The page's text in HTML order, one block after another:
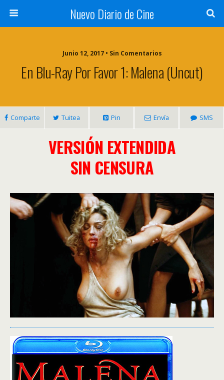
Nuevo Diario de Cine
Junio 12, 2017 • Sin Comentarios
En Blu-Ray Por Favor 1: Malena (Uncut)
Comparte Tuitea Pin Envía SMS
VERSIÓN EXTENDIDA
SIN CENSURA